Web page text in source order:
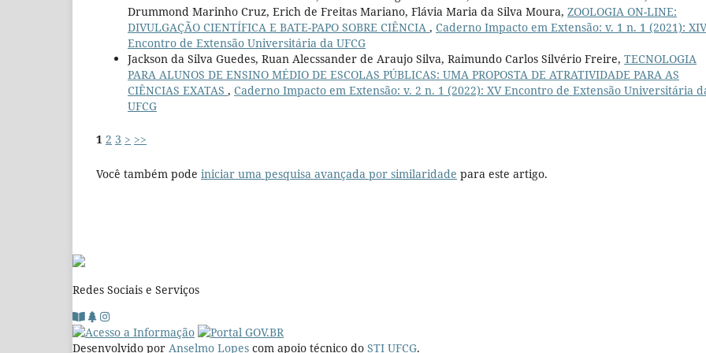
Drummond Marinho Cruz, Erich de Freitas Mariano, Flávia Maria da Silva Moura, ZOOLOGIA ON-LINE:
DIVULGAÇÃO CIENTÍFICA E BATE-PAPO SOBRE CIÊNCIA , Caderno Impacto em Extensão: v. 1 n. 1 (2021): XIV
Encontro de Extensão Universitária da UFCG
Jackson da Silva Guedes, Ruan Alecssander de Araujo Silva, Raimundo Carlos Silvério Freire, TECNOLOGIA
PARA ALUNOS DE ENSINO MÉDIO DE ESCOLAS PÚBLICAS: UMA PROPOSTA DE ATRATIVIDADE PARA AS
CIÊNCIAS EXATAS , Caderno Impacto em Extensão: v. 2 n. 1 (2022): XV Encontro de Extensão Universitária
UFCG
1 2 3 > >>
Você também pode iniciar uma pesquisa avançada por similaridade para este artigo.
Redes Sociais e Serviços
Desenvolvido por Anselmo Lopes com apoio técnico do STI UFCG.